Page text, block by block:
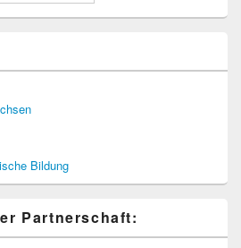
Bildung
Partnerschaft: